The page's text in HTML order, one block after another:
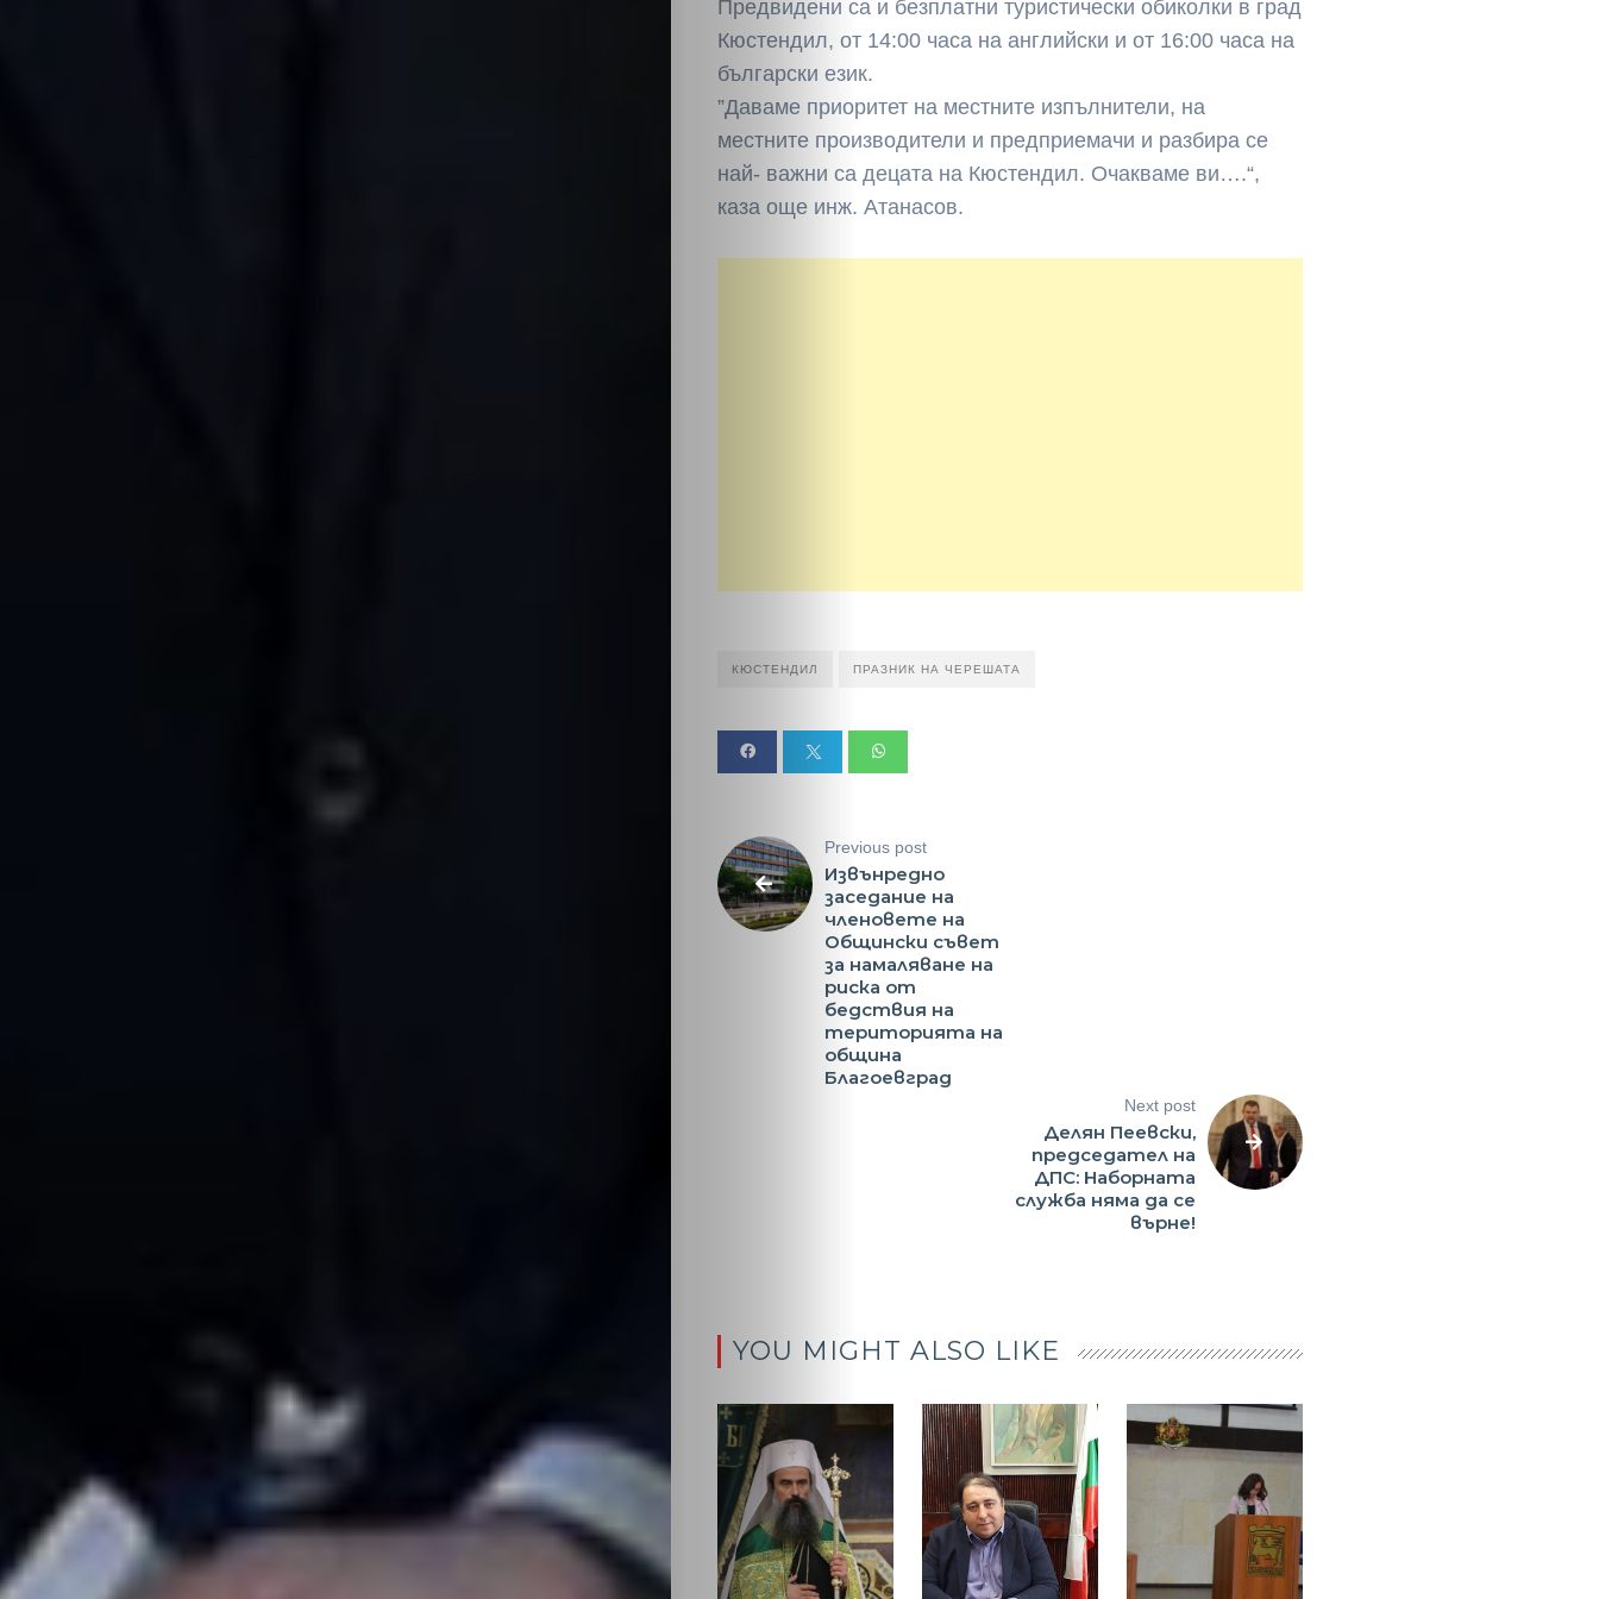
Светско
Крими
Малки
обяви
Предвидени са и безплатни туристически обиколки в град
Кюстендил, от 14:00 часа на английски и от 16:00 часа на
български език.
”Даваме приоритет на местните изпълнители, на
местните производители и предприемачи и разбира се
най- важни са децата на Кюстендил. Очакваме ви….“,
каза още инж. Атанасов.
КЮСТЕНДИЛ ПРАЗНИК НА ЧЕРЕШАТА
Previous post
Извънредно
заседание на
членовете на
Общински съвет
за намаляване на
риска от
бедствия на
територията на
община
Благоевград
Next post
Делян Пеевски,
председател на
ДПС: Наборната
служба няма да се
върне!
YOU MIGHT ALSO LIKE